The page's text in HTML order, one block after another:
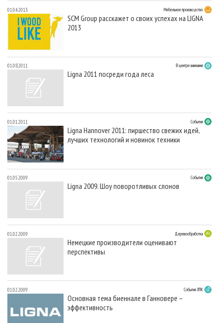
01.04.2013 Мебельное производство
SCM Group расскажет о своих успехах на LIGNA
2013
01.08.2011 В центре внимания
Ligna 2011 посреди года леса
01.01.2011 События
Ligna Hannover 2011: пиршество свежих идей,
лучших технологий и новинок техники
01.05.2009 События
Ligna 2009. Шоу поворотливых слонов
01.02.2009 Деревообработка
Немецкие производители оценивают
перспективы
01.02.2009 Cобытия ЛПК
Основная тема биеннале в Ганновере –
эффективность